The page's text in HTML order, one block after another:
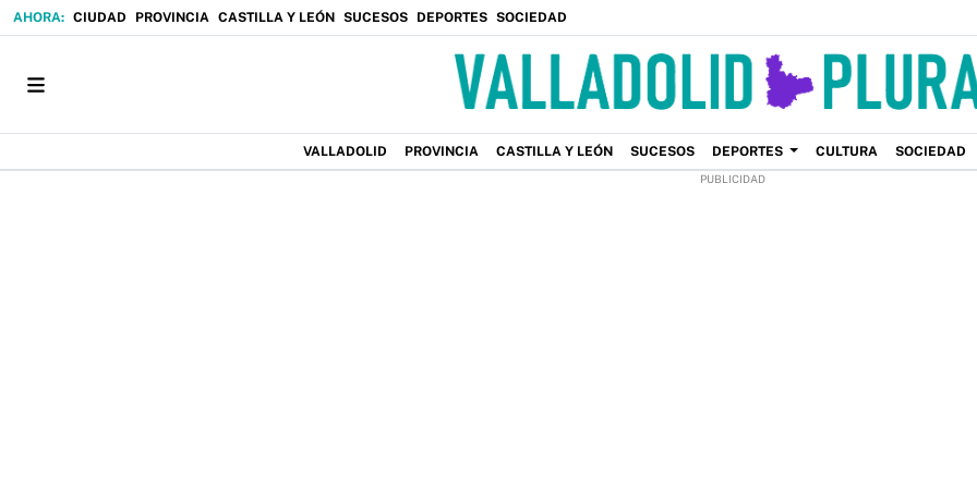
CIUDAD PROVINCIA CASTILLA Y LEÓN SUCESOS DEPORTES SOCIEDAD
VALLADOLID PROVINCIA CASTILLA Y LEÓN SUCESOS DEPORTES CULTURA SOCIEDAD